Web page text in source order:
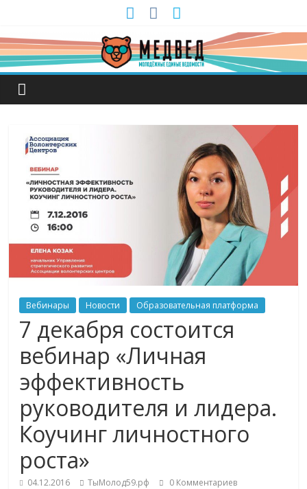
Вебинары Новости Образовательная платформа
7 декабря состоится
вебинар «Личная
эффективность
руководителя и лидера.
Коучинг личностного
роста»
04.12.2016 ТыМолод59.рф 0 Комментариев